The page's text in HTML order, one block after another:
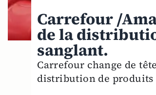
Carrefour /
de la
sanglant.
Carrefour change de
distribution de produits